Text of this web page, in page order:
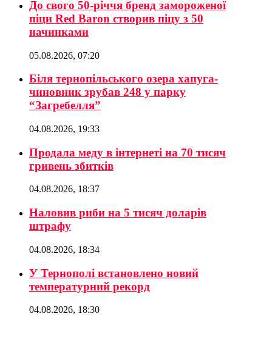
До свого 50-річчя бренд замороженої
піци Red Baron створив піцу з 50
начинками
05.08.2026, 07:20
Біля тернопільського озера хапуга-
чиновник зрубав 248 у парку
“Загребелля”
04.08.2026, 19:33
Продала меду в інтернеті на 70 тисяч
гривень збитків
04.08.2026, 18:37
Наловив риби на 5 тисяч доларів
штрафу
04.08.2026, 18:34
У Тернополі встановлено новий
температурний рекорд
04.08.2026, 18:30